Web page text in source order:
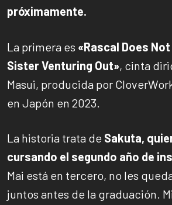
próximamente.
La primera es «Rascal Does
Sister Venturing Out», cinta
Masui, producida por
en Japón en 2023.
La historia trata de Sakuta,
cursando el segundo año de
Mai está en tercero, no les
juntos antes de la graduación.